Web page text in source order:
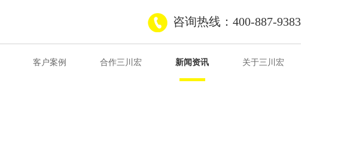
咨询热线：400-887-9383
客户案例 合作三川宏 新闻资讯 关于三川宏